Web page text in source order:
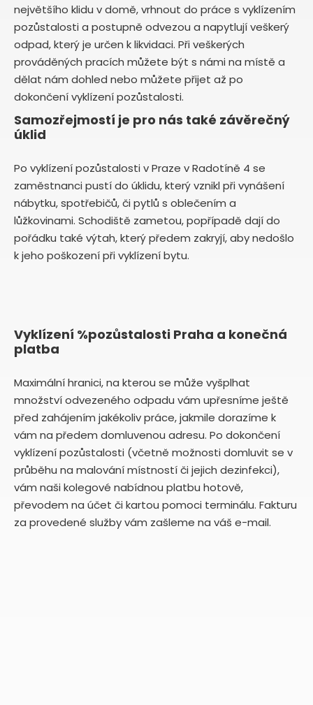
největšího klidu v domě, vrhnout do práce s vyklízením
pozůstalosti a postupně odvezou a napytlují veškerý
odpad, který je určen k likvidaci. Při veškerých
prováděných pracích můžete být s námi na místě a
dělat nám dohled nebo můžete přijet až po
dokončení vyklízení pozůstalosti.
Samozřejmostí je pro nás také závěrečný
úklid
Po vyklízení pozůstalosti v Praze v Radotíně 4 se
zaměstnanci pustí do úklidu, který vznikl při vynášení
nábytku, spotřebičů, či pytlů s oblečením a
lůžkovinami. Schodiště zametou, popřípadě dají do
pořádku také výtah, který předem zakryjí, aby nedošlo
k jeho poškození při vyklízení bytu.
Vyklízení %pozůstalosti Praha a konečná
platba
Maximální hranici, na kterou se může vyšplhat
množství odvezeného odpadu vám upřesníme ještě
před zahájením jakékoliv práce, jakmile dorazíme k
vám na předem domluvenou adresu. Po dokončení
vyklízení pozůstalosti (včetně možnosti domluvit se v
průběhu na malování místností či jejich dezinfekci),
vám naši kolegové nabídnou platbu hotově,
převodem na účet či kartou pomoci terminálu. Fakturu
za provedené služby vám zašleme na váš e-mail.